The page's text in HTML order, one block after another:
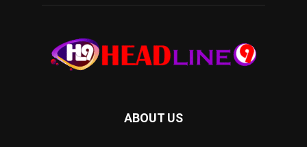
ABOUT US